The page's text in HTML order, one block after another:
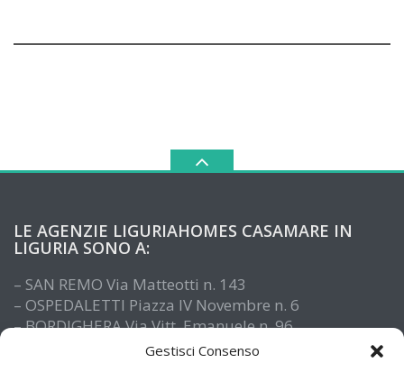
Gestisci Consenso
LE AGENZIE LIGURIAHOMES CASAMARE IN
LIGURIA SONO A:
– SAN REMO Via Matteotti n. 143
– OSPEDALETTI Piazza IV Novembre n. 6
– BORDIGHERA Via Vitt. Emanuele n. 96
– IMPERIA Piazza De Amicis n. 15